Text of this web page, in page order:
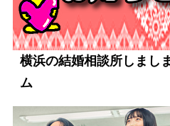
横浜の結婚相談所しまし
ム